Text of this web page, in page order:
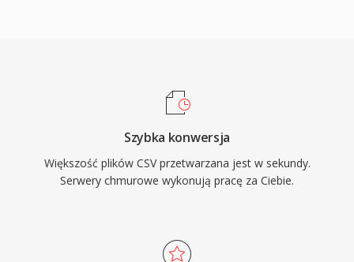
Szybka konwersja
Większość plików CSV przetwarzana jest w sekundy.
Serwery chmurowe wykonują pracę za Ciebie.